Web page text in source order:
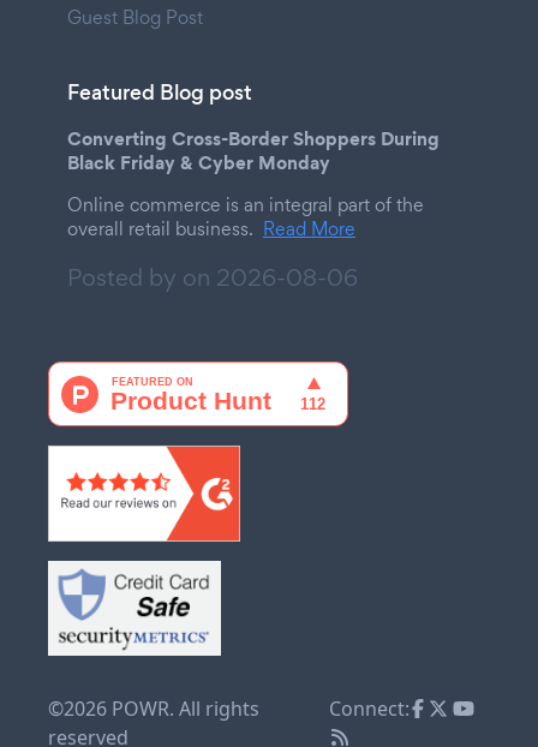
Guest Blog Post
Featured Blog post
Converting Cross-Border Shoppers During
Black Friday & Cyber Monday
Online commerce is an integral part of the
overall retail business. Read More
Posted by on 2026-08-06
©2026 POWR. All rights
reserved
Connect: